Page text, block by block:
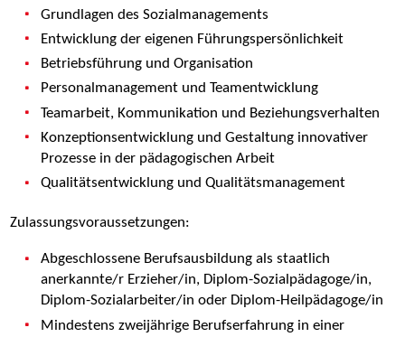
Grundlagen des Sozialmanagements
Entwicklung der eigenen Führungspersönlichkeit
Betriebsführung und Organisation
Personalmanagement und Teamentwicklung
Teamarbeit, Kommunikation und Beziehungsverhalten
Konzeptionsentwicklung und Gestaltung innovativer
Prozesse in der pädagogischen Arbeit
Qualitätsentwicklung und Qualitätsmanagement
Zulassungsvoraussetzungen:
Abgeschlossene Berufsausbildung als staatlich
anerkannte/r Erzieher/in, Diplom-Sozialpädagoge/in,
Diplom-Sozialarbeiter/in oder Diplom-Heilpädagoge/in
Mindestens zweijährige Berufserfahrung in einer